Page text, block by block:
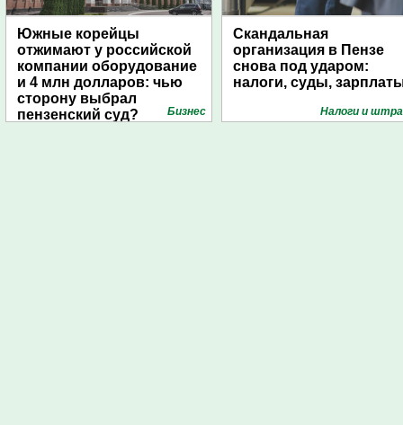
Южные корейцы
отжимают у российской
компании оборудование
и 4 млн долларов: чью
сторону выбрал
пензенский суд?
Бизнес
Скандальная
организация в Пензе
снова под ударом:
налоги, суды,
Налоги и